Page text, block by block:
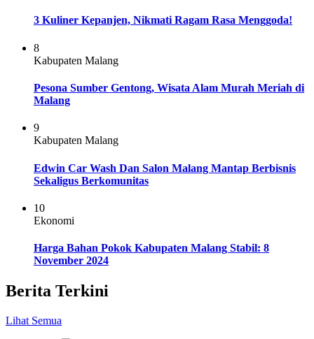
3 Kuliner Kepanjen, Nikmati Ragam Rasa Menggoda!
8
Kabupaten Malang
Pesona Sumber Gentong, Wisata Alam Murah Meriah di
Malang
9
Kabupaten Malang
Edwin Car Wash Dan Salon Malang Mantap Berbisnis
Sekaligus Berkomunitas
10
Ekonomi
Harga Bahan Pokok Kabupaten Malang Stabil: 8
November 2024
Berita Terkini
Lihat Semua